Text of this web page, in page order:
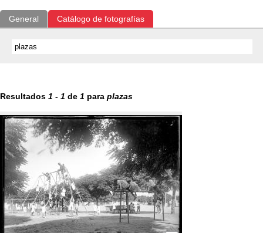
General Catálogo de fotografías
Resultados 1 - 1 de 1 para plazas